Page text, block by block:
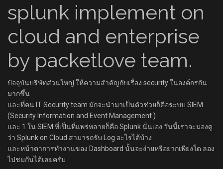
splunk implement on
cloud and enterprise
by packetlove team.
ปัจจุบันบริษัทส่วนใหญ่ ให้ความสำคัญกับเรื่อง security ในองค์กรกัน
มากขึ้น
และที่คน IT Security team มักจะนำมาเป็นตัวช่วยก็คือระบบ SIEM
(Security Information and Event Management )
และ 1 ใน SIEM ที่เป็นที่แพร่หลายก็คือ Splunk นั่นเอง วันนี้เราจะมองดู
ว่า Splunk on Cloud สามารถรับ Log อะไรได้บ้าง
และหน้าตาการทำงานของ Dashboard นั้นจะง่ายหรือยากเพียงใด ลอง
ไปชมกันได้เลยครับ